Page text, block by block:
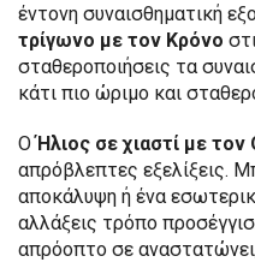
έντονη συναισθηματική
τρίγωνο με τον Κρόνο
σταθεροποιήσεις τα
κάτι πιο ώριμο και
ΟΉλιος σε χιαστί με τον
απρόβλεπτες εξελίξεις.
αποκάλυψη ή ένα
αλλάξεις τρόπο
απρόοπτο σε